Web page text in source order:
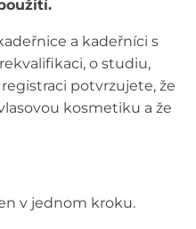
a kadeřníci s
o studiu,
potvrzujete, že
kosmetiku a že
v jednom kroku.